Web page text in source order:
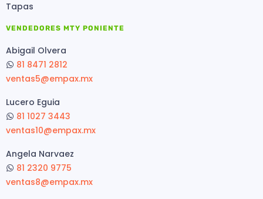
Tapas
VENDEDORES MTY PONIENTE
Abigail Olvera
81 8471 2812
ventas5@empax.mx
Lucero Eguia
81 1027 3443
ventas10@empax.mx
Angela Narvaez
81 2320 9775
ventas8@empax.mx